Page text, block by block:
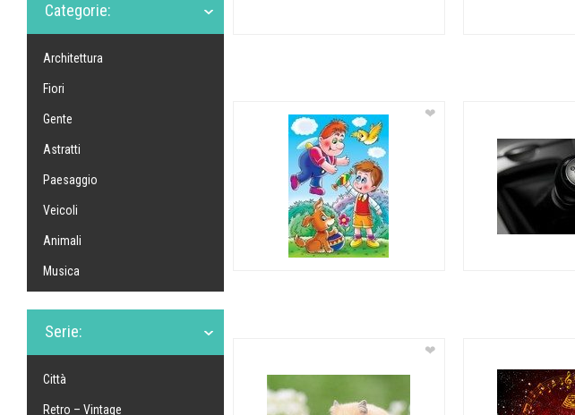
Categorie:
Architettura
Fiori
Gente
Astratti
Paesaggio
Veicoli
Animali
Musica
Serie:
Città
Retro – Vintage
❤
❤